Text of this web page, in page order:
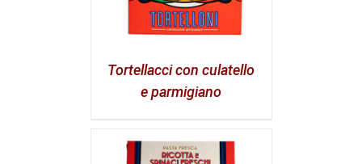
Tortellacci con culatello
e parmigiano